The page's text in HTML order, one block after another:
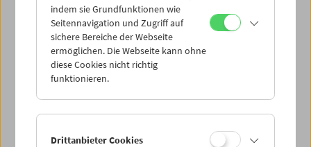
Mi 30.4.
Do 1.5.
Sa 3.5.
indem sie Grundfunktionen wie
Seitennavigation und Zugriff auf
sichere Bereiche der Webseite
ermöglichen. Die Webseite kann ohne
diese Cookies nicht richtig
funktionieren.
Drittanbieter Cookies